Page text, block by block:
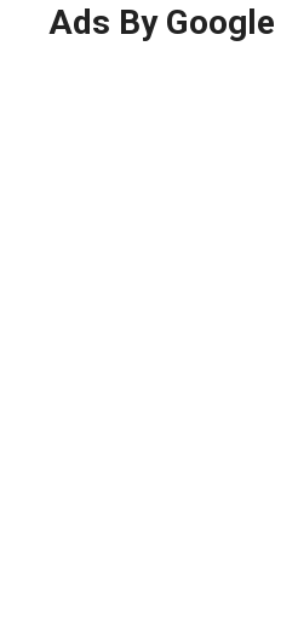
Ads By Google